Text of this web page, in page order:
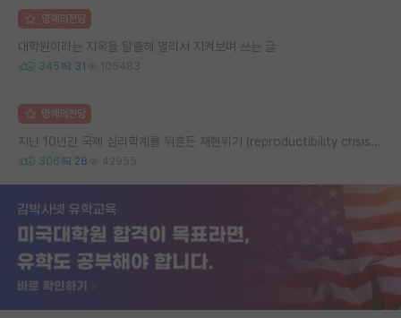
명예의전당
대학원이라는 지옥을 탈출해 멀리서 지켜보며 쓰는 글
345 31 106483
명예의전당
지난 10년간 국제 심리학계를 뒤흔든 재현위기 (reproductibility crisis) 요약 (1편)
306 28 42955